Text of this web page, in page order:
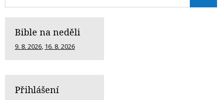
Bible na neděli
9. 8. 2026, 16. 8. 2026
Přihlášení